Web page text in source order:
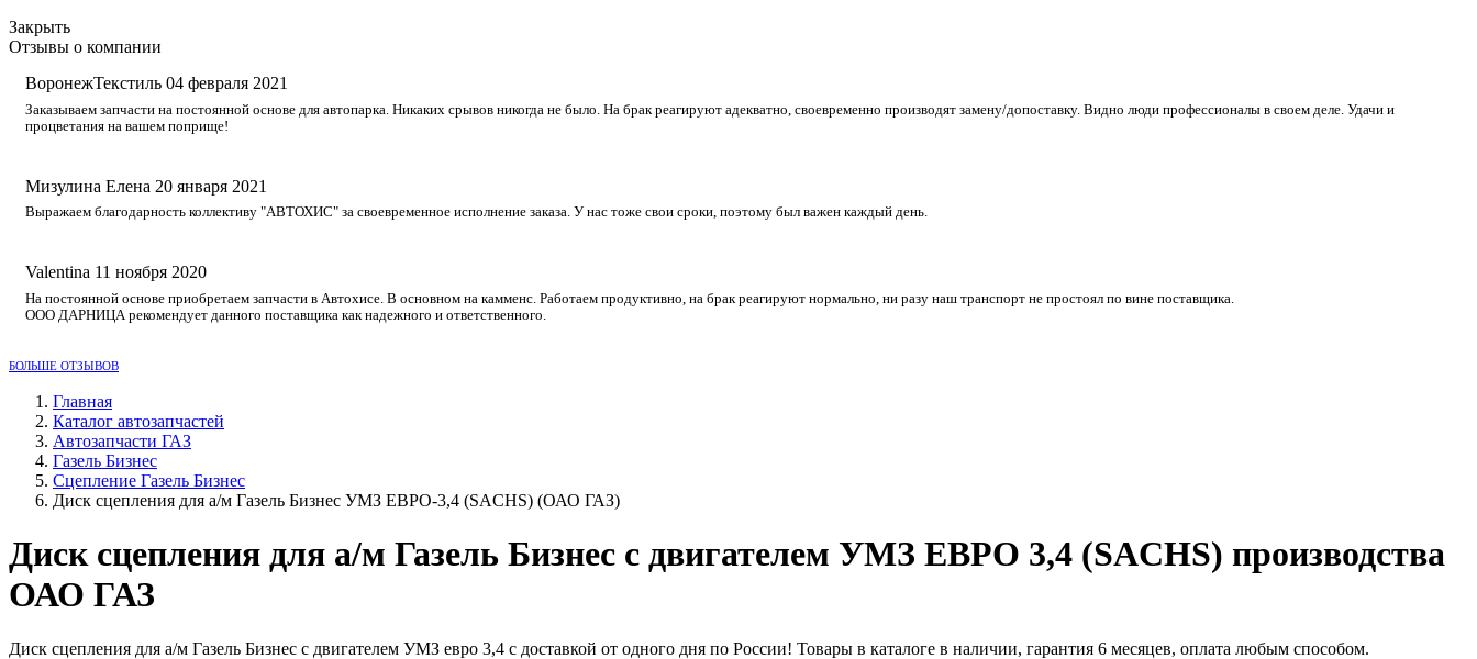
Закрыть
Отзывы о компании
ВоронежТекстиль 04 февраля 2021
Заказываем запчасти на постоянной основе для автопарка. Никаких срывов никогда не было. На брак реагируют адекватно, своевременно производят замену/допоставку. Видно люди профессионалы в своем деле. Удачи и
процветания на вашем поприще!
Мизулина Елена 20 января 2021
Выражаем благодарность коллективу "АВТОХИС" за своевременное исполнение заказа. У нас тоже свои сроки, поэтому был важен каждый день.
Valentina 11 ноября 2020
На постоянной основе приобретаем запчасти в Автохисе. В основном на камменс. Работаем продуктивно, на брак реагируют нормально, ни разу наш транспорт не простоял по вине поставщика.
ООО ДАРНИЦА рекомендует данного поставщика как надежного и ответственного.
БОЛЬШЕ ОТЗЫВОВ
Главная
Каталог автозапчастей
Автозапчасти ГАЗ
Газель Бизнес
Сцепление Газель Бизнес
Диск сцепления для а/м Газель Бизнес УМЗ ЕВРО-3,4 (SACHS) (ОАО ГАЗ)
Диск сцепления для а/м Газель Бизнес с двигателем УМЗ ЕВРО 3,4 (SACHS) производства
ОАО ГАЗ
Диск сцепления для а/м Газель Бизнес с двигателем УМЗ евро 3,4 с доставкой от одного дня по России! Товары в каталоге в наличии, гарантия 6 месяцев, оплата любым способом.